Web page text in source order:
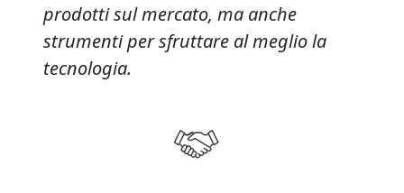
prodotti sul mercato, ma anche
strumenti per sfruttare al meglio la
tecnologia.